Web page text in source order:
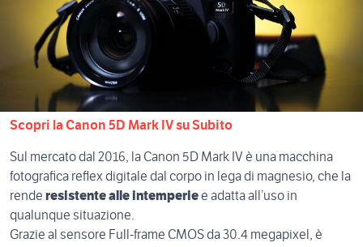
Scopri la Canon 5D Mark IV su Subito
Sul mercato dal 2016, la Canon 5D Mark IV è una macchina
fotografica reflex digitale dal corpo in lega di magnesio, che la
rende resistente alle intemperiee adatta all’uso in
qualunque situazione.
Grazie al sensore Full-frame CMOS da 30.4 megapixel, è